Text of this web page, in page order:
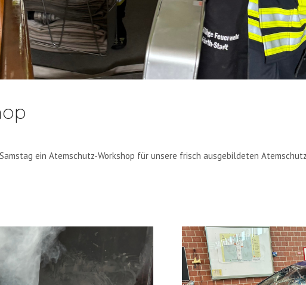
ein Atemschutz-Workshop für unsere frisch ausgebildeten